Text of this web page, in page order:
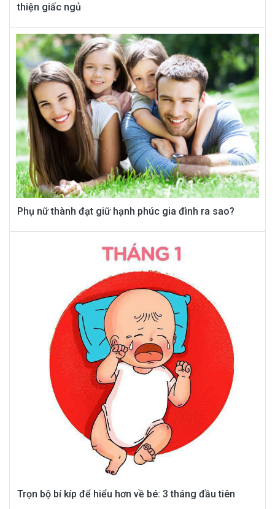
thiện giấc ngủ
Phụ nữ thành đạt giữ hạnh phúc gia đình ra sao?
Trọn bộ bí kíp để hiểu hơn về bé: 3 tháng đầu tiên